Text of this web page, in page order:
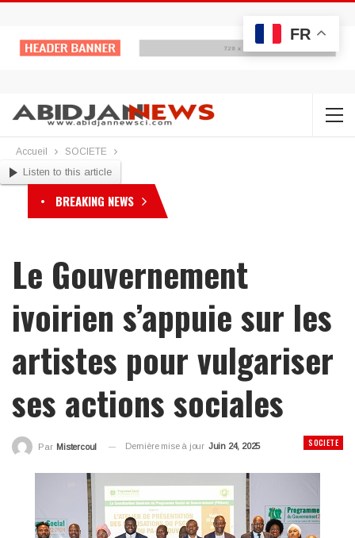
Accueil SOCIETE
Listen to this article
BREAKING NEWS
Le Gouvernement
ivoirien s’appuie sur les
artistes pour vulgariser
ses actions sociales
SOCIETE
Par Mistercoul Dernière mise à jour Juin 24, 2025
FR